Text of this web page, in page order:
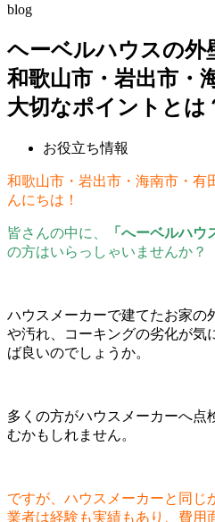
blog
ヘーベルハウスの外
和歌山市・岩出市・
大切なポイントとは
お役立ち情報
和歌山市・岩出市・海南市・有
んにちは！
皆さんの中に、 「へーベルハウ
の方はいらっしゃいませんか？
ハウスメーカーで建てたお家の
や汚れ、コーキングの劣化が気
ば良いのでしょうか。
多くの方がハウスメーカーへ
むかもしれません。
ですが、ハウスメーカーと同じ
業者は経験も実績もあり、費用